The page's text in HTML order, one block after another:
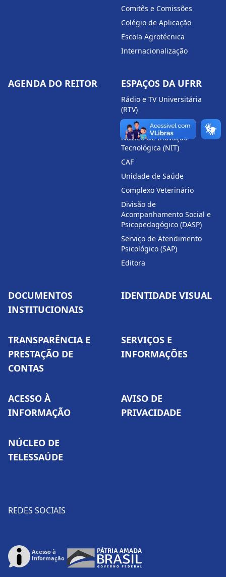
Comitês e Comissões
Colégio de Aplicação
Escola Agrotécnica
Internacionalização
AGENDA DO REITOR ESPAÇOS DA UFRR
Rádio e TV Universitária
(RTV)
Academia
Núcleo de Inovação
Tecnológica (NIT)
CAF
Unidade de Saúde
Complexo Veterinário
Divisão de
Acompanhamento Social e
Psicopedagógico (DASP)
Serviço de Atendimento
Psicológico (SAP)
Editora
DOCUMENTOS
INSTITUCIONAIS
IDENTIDADE VISUAL
TRANSPARÊNCIA E
PRESTAÇÃO DE
CONTAS
SERVIÇOS E
INFORMAÇÕES
ACESSO À
INFORMAÇÃO
AVISO DE
PRIVACIDADE
NÚCLEO DE
TELESSAÚDE
REDES SOCIAIS